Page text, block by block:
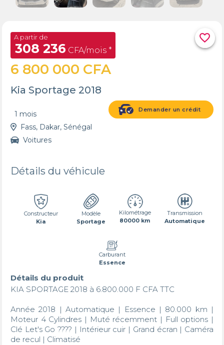
favorite_border
A partir de
308 236 CFA/mois *
6 800 000 CFA
Kia Sportage 2018
Demander un crédit
1 mois
Fass, Dakar, Sénégal
Voitures
Détails du véhicule
Constructeur
Kia
Modèle
Sportage
Kilométrage
80000 km
Transmission
Automatique
Carburant
Essence
Détails du produit
KIA SPORTAGE 2018 à 6.800.000 F CFA TTC
Année 2018 | Automatique | Essence | 80.000 km |
Moteur 4 Cylindres | Muté récemment | Full options |
Clé Let's Go ???? | Intérieur cuir | Grand écran | Caméra
de recul | Climatisé